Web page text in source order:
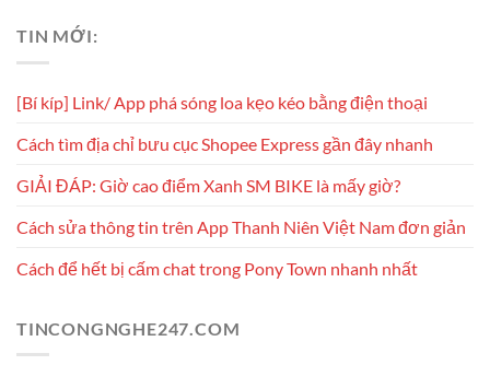
TIN MỚI:
[Bí kíp] Link/ App phá sóng loa kẹo kéo bằng điện thoại
Cách tìm địa chỉ bưu cục Shopee Express gần đây nhanh
GIẢI ĐÁP: Giờ cao điểm Xanh SM BIKE là mấy giờ?
Cách sửa thông tin trên App Thanh Niên Việt Nam đơn giản
Cách để hết bị cấm chat trong Pony Town nhanh nhất
TINCONGNGHE247.COM